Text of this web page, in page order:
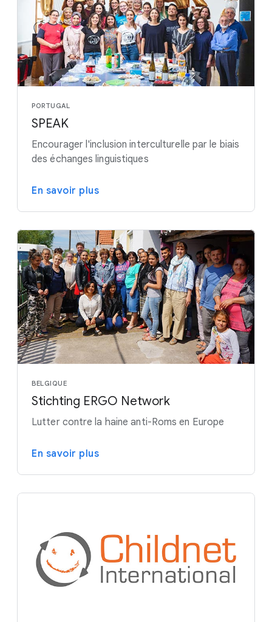
PORTUGAL
SPEAK
Encourager l'inclusion interculturelle par le biais
des échanges linguistiques
En savoir plus
BELGIQUE
Stichting ERGO Network
Lutter contre la haine anti-Roms en Europe
En savoir plus